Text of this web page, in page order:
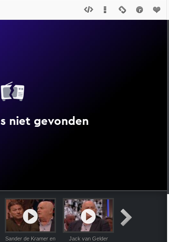
Sander de Kramer en
Jack van Gelder